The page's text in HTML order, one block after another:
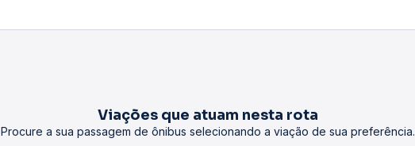
Viações que atuam nesta rota
Procure a sua passagem de ônibus selecionando a viação de sua preferência.